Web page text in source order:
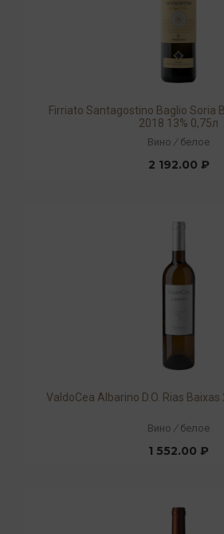
Firriato Santagostino Baglio Soria
2018 13% 0,75л
Вино / белое
2 192.00 ₽
ValdoCea Albarino D.O. Rias
Вино / белое
1 552.00 ₽